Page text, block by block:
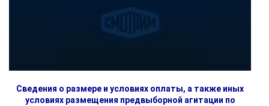
Сведения о размере и условиях оплаты, а также иных
условиях размещения предвыборной агитации по